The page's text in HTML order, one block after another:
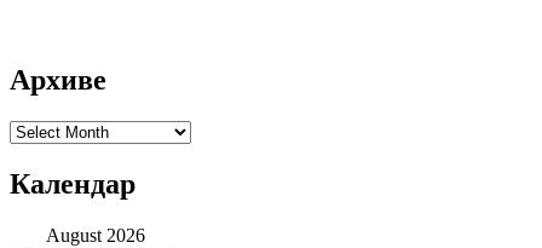
Архиве
Архиве
Календар
August 2026